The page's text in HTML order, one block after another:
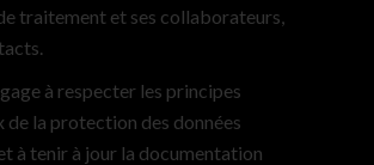
traitement et ses collaborateurs,
à respecter les principes
de la protection des données
à tenir à jour la documentation